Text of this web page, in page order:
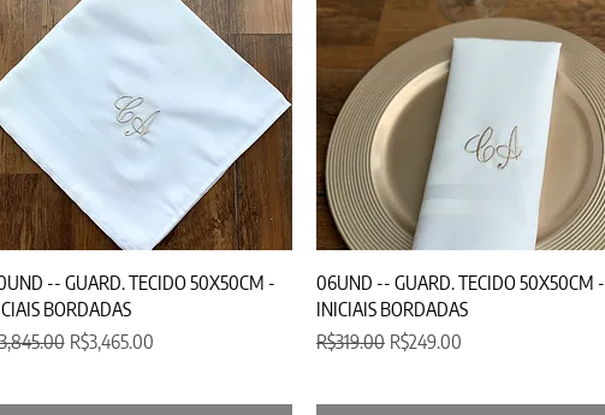
Quick View
-- GUARD. TECIDO 50X50CM -
BORDADAS
PriceSale Price
R$3,465.00
Quick View
06UND -- GUARD. TECIDO 50X50CM -
INICIAIS BORDADAS
Regular Price
R$319.00 Sale Price
R$249.00